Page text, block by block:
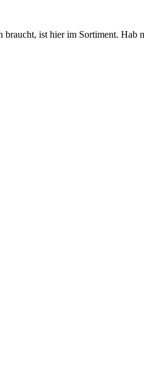
ist hier im Sortiment.